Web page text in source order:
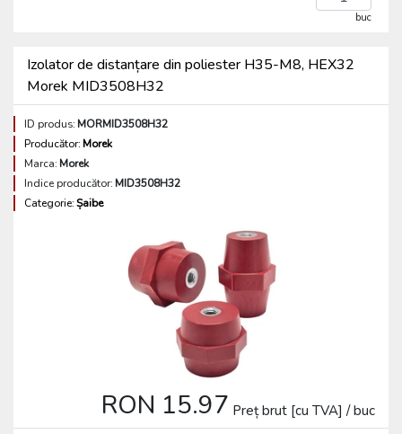
buc
Izolator de distanțare din poliester H35-M8, HEX32
Morek MID3508H32
ID produs:MORMID3508H32
Producător:Morek
Marca:Morek
Indice producător:MID3508H32
Categorie:Șaibe
RON 15.97 Preț brut [cu TVA] / buc